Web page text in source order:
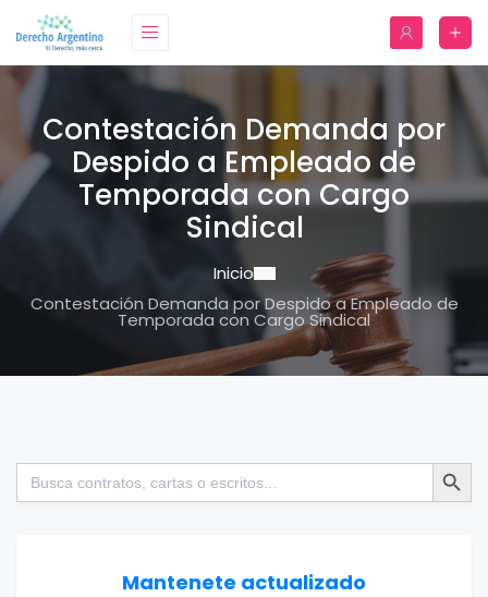
Contestación Demanda por
Despido a Empleado de
Temporada con Cargo
Sindical
Inicio
Contestación Demanda por Despido a Empleado de
Temporada con Cargo Sindical
Buscar: Botón de
Mantenete actualizado